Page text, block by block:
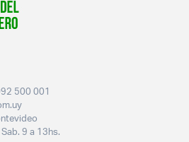
500 001
9 a 13hs.